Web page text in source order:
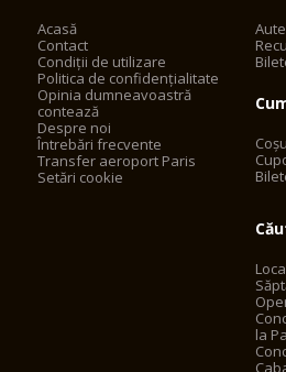
Acasă
Contact
Condiții de utilizare
Politica de confidențialitate
Opinia dumneavoastră
contează
Despre noi
Întrebări frecvente
Transfer aeroport Paris
Setări cookie
la